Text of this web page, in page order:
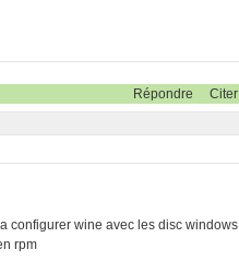
Répondre Citer
configurer wine avec les disc windows
rpm